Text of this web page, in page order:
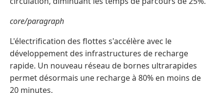
core/paragraph
L'électrification des flottes s'accélère avec le
développement des infrastructures de recharge
rapide. Un nouveau réseau de bornes ultrarapides
permet désormais une recharge à 80% en moins de
20 minutes.